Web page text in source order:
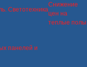
Светотехника
Снижение
цен на
теплые полы
панелей и